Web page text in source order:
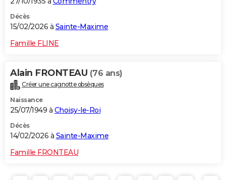
Décès
15/02/2026 à Sainte-Maxime
Famille FLINE
Alain FRONTEAU (76 ans)
Créer une cagnotte obsèques
Naissance
25/07/1949 à Choisy-le-Roi
Décès
14/02/2026 à Sainte-Maxime
Famille FRONTEAU